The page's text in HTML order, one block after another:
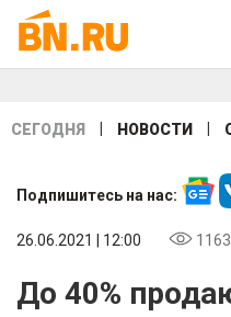
СЕГОДНЯ НОВОСТИ
Подпишитесь на нас:
26.06.2021 | 12:00
До 40%